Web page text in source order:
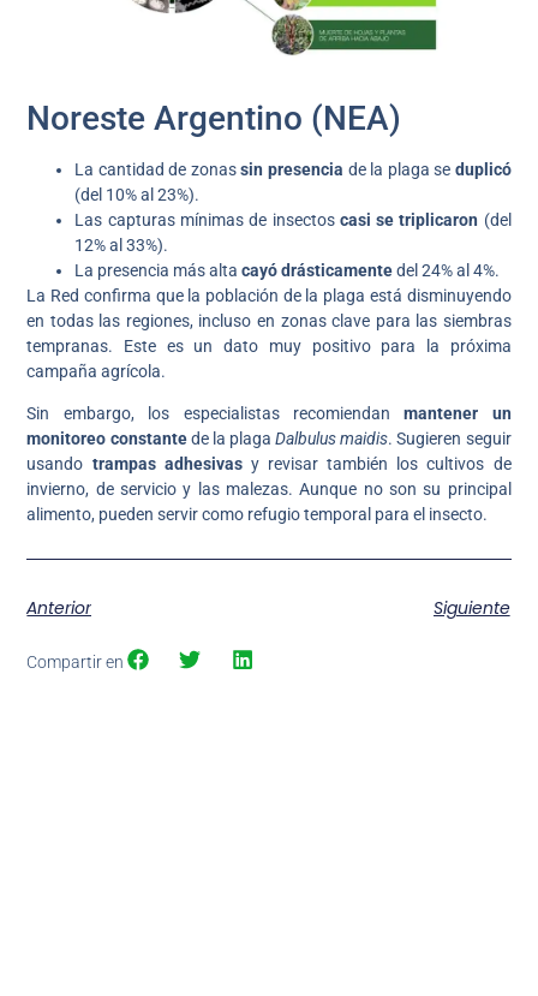
Noreste Argentino (NEA)
La cantidad de zonassin presencia de la plaga se duplicó
(del 10% al 23%).
Las capturas mínimas de insectos casi se triplicaron (del
12% al 33%).
La presencia más altacayó drásticamentedel 24% al 4%.
La Red confirma que la población de la plaga está disminuyendo
en todas las regiones, incluso en zonas clave para las siembras
tempranas. Este es un dato muy positivo para la próxima
campaña agrícola.
Sin embargo, los especialistas recomiendanmantener un
monitoreo constantede la plagaDalbulus maidis. Sugieren seguir
usando trampas adhesivasy revisar también los cultivos de
invierno, de servicio y las malezas. Aunque no son su principal
alimento, pueden servir como refugio temporal para el insecto.
Anterior Siguiente
Compartir en